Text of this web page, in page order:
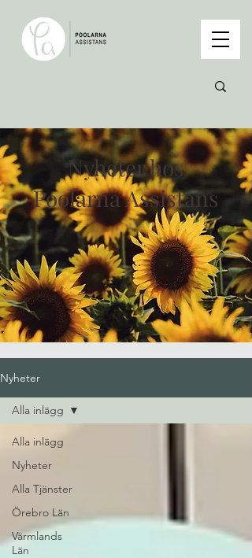
Nyheter hos
Poolarna Assistans
Nyheter
Alla inlägg
Nyheter
Alla Tjänster
Örebro Län
Värmlands
Län
Alla inlägg